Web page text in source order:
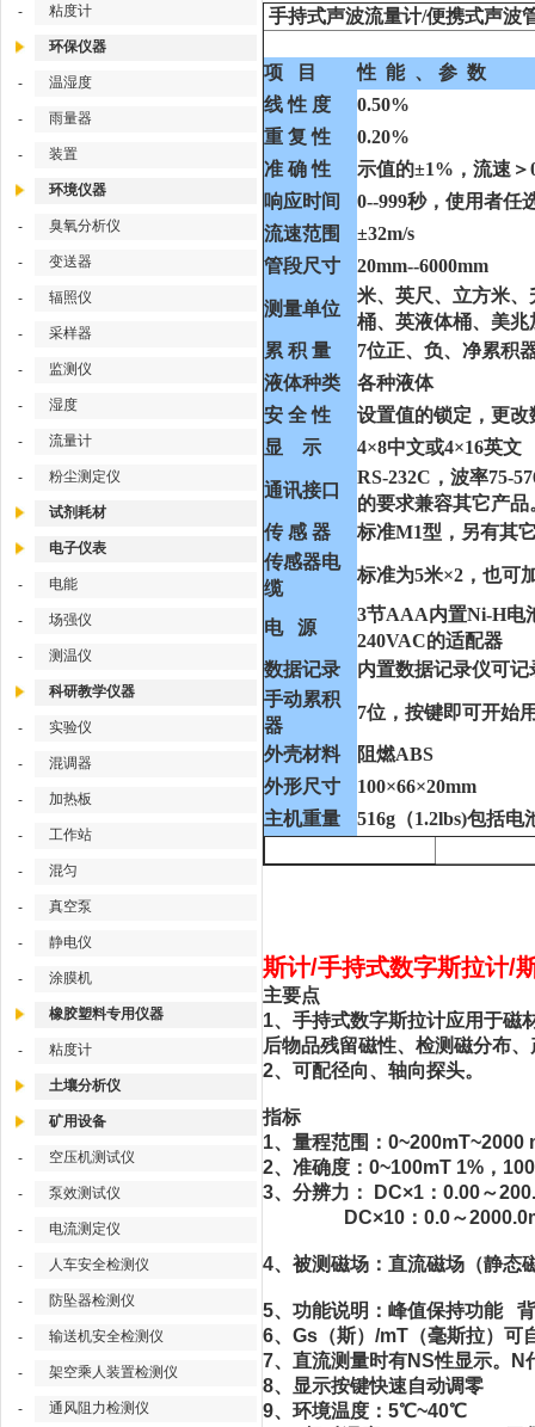
- 粘度计
环保仪器
- 温湿度
- 雨量器
- 装置
环境仪器
- 臭氧分析仪
- 变送器
- 辐照仪
- 采样器
- 监测仪
- 湿度
- 流量计
- 粉尘测定仪
试剂耗材
电子仪表
- 电能
- 场强仪
- 测温仪
科研教学仪器
- 实验仪
- 混调器
- 加热板
- 工作站
- 混匀
- 真空泵
- 静电仪
- 涂膜机
橡胶塑料专用仪器
- 粘度计
土壤分析仪
矿用设备
- 空压机测试仪
- 泵效测试仪
- 电流测定仪
- 人车安全检测仪
- 防坠器检测仪
- 输送机安全检测仪
- 架空乘人装置检测仪
- 通风阻力检测仪
手持式声波流量
项 目
性 能 、 参 数
线 性 度
0.50%
重 复 性
0.20%
准 确 性
示值的±1%，流速＞
响应时间
0--999秒，使用者任
流速范围
±32m/s
管段尺寸
20mm--6000mm
测量单位
米、英尺、立方米
桶、英液体桶、美
累 积 量
7位正、负、净累积
液体种类
各种液体
安 全 性
设置值的锁定，更改
显 示
4×8中文或4×16英文
通讯接口
RS-232C，波率75-
的要求兼容其它产品
传 感 器
标准M1型，另有其
传感器电
缆
标准为5米×2，也可
电 源
3节AAA内置Ni-H电
240VAC的适配器
数据记录
内置数据记录仪可记
手动累积
器
7位，按键即可开始
外壳材料
阻燃ABS
外形尺寸
100×66×20mm
主机重量
516g（1.2lbs)包括电
斯计/手持式数字斯拉计/
主要点
1、手持式数字斯拉计应用于磁
后物品残留磁性、检测磁分布
2、可配径向、轴向探头。
指标
1、量程范围：0~200mT~2000
2、准确度：0~100mT 1%，
3、分辨力： DC×1：0.00
DC×10：0.0～
4、被测磁场：直流磁场（静态
5、功能说明：峰值保持功能
6、Gs（斯）/mT（毫斯拉）可
7、直流测量时有NS性显示。N
8、显示按键快速自动调零
9、环境温度：5℃~40℃